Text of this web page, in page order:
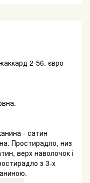
2-56. євро
- сатин
Простирадло, низ
верх наволочок і
з 3-х